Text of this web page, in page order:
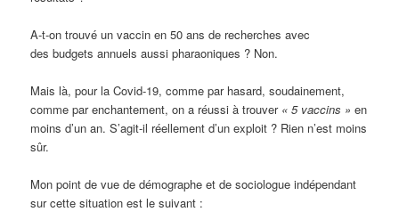
A-t-on trouvé un vaccin en 50 ans de recherches avec
des budgets annuels aussi pharaoniques ? Non.
Mais là, pour la Covid-19, comme par hasard, soudainement,
comme par enchantement, on a réussi à trouver « 5 vaccins » en
moins d’un an. S’agit-il réellement d’un exploit ? Rien n’est moins
sûr.
Mon point de vue de démographe et de sociologue indépendant
sur cette situation est le suivant :